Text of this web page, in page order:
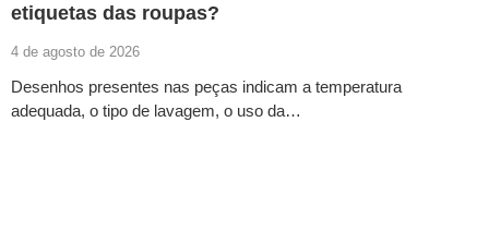
etiquetas das roupas?
4 de agosto de 2026
Desenhos presentes nas peças indicam a temperatura
adequada, o tipo de lavagem, o uso da…